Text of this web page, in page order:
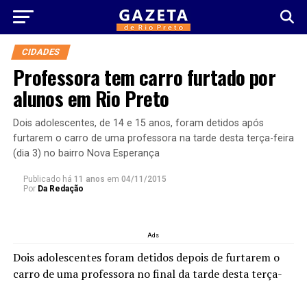
CIDADES
Professora tem carro furtado por
alunos em Rio Preto
Dois adolescentes, de 14 e 15 anos, foram detidos após
furtarem o carro de uma professora na tarde desta terça-feira
(dia 3) no bairro Nova Esperança
Publicado há 11 anos em 04/11/2015
Por Da Redação
Ads
Dois adolescentes foram detidos depois de furtarem o
carro de uma professora no final da tarde desta terça-